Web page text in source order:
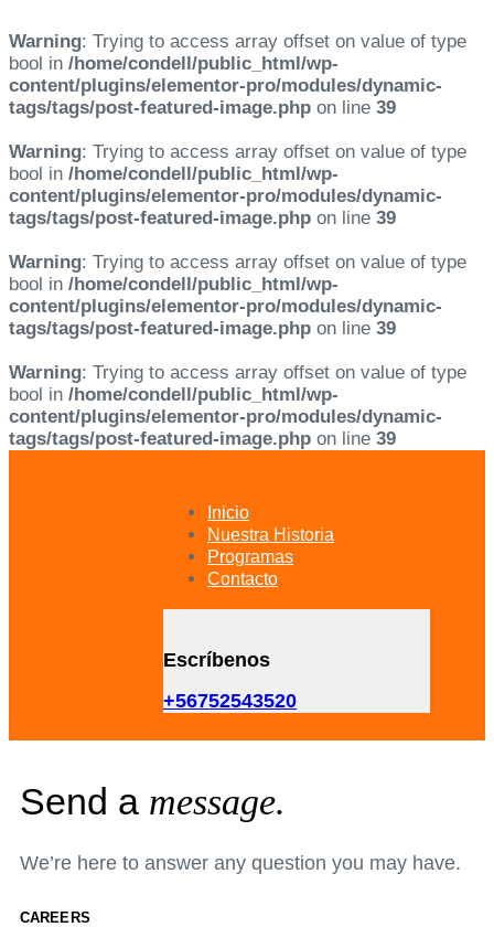
Warning: Trying to access array offset on value of type
bool in /home/condell/public_html/wp-
content/plugins/elementor-pro/modules/dynamic-
tags/tags/post-featured-image.php on line 39
Warning: Trying to access array offset on value of type
bool in /home/condell/public_html/wp-
content/plugins/elementor-pro/modules/dynamic-
tags/tags/post-featured-image.php on line 39
Warning: Trying to access array offset on value of type
bool in /home/condell/public_html/wp-
content/plugins/elementor-pro/modules/dynamic-
tags/tags/post-featured-image.php on line 39
Warning: Trying to access array offset on value of type
bool in /home/condell/public_html/wp-
content/plugins/elementor-pro/modules/dynamic-
tags/tags/post-featured-image.php on line 39
Inicio
Nuestra Historia
Programas
Contacto
Escríbenos
+56752543520
Send a message.
We’re here to answer any question you may have.
CAREERS